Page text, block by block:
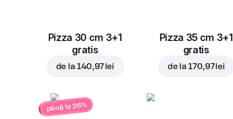
Pizza 30 cm 3+1
gratis
de la 140,97 lei
Pizza 35 cm 3+1
gratis
de la170,97 lei
până la 26%